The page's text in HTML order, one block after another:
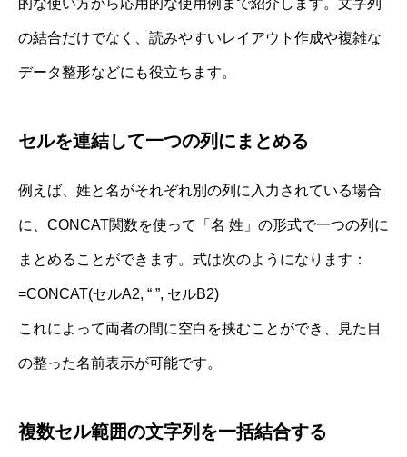
の結合だけでなく、読みやすいレイアウト作成や複雑な
データ整形などにも役立ちます。
セルを連結して一つの列にまとめる
例えば、姓と名がそれぞれ別の列に入力されている場合
に、CONCAT関数を使って「名 姓」の形式で一つの列に
まとめることができます。式は次のようになります：
=CONCAT(セルA2, “ ”, セルB2)
これによって両者の間に空白を挟むことができ、見た目
の整った名前表示が可能です。
複数セル範囲の文字列を一括結合する